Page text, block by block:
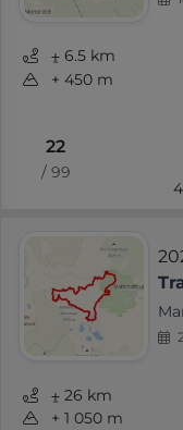
⨦ 6.5 km
+ 450 m
22
/ 99
⨦ 26 km
+ 1 050 m